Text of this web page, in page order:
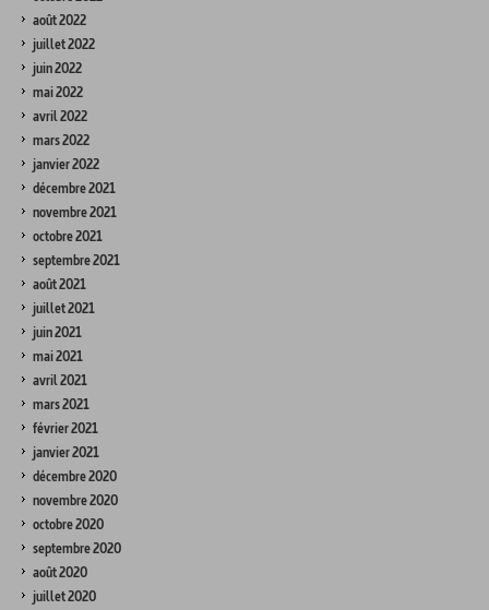
août 2022
juillet 2022
juin 2022
mai 2022
avril 2022
mars 2022
janvier 2022
décembre 2021
novembre 2021
octobre 2021
septembre 2021
août 2021
juillet 2021
juin 2021
mai 2021
avril 2021
mars 2021
février 2021
janvier 2021
décembre 2020
novembre 2020
octobre 2020
septembre 2020
août 2020
juillet 2020